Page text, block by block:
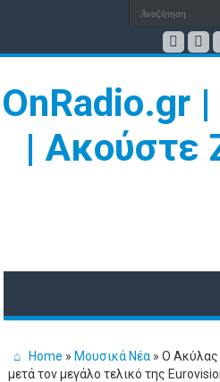
Home » Μουσικά Νέα » Ο Ακύλας
μετά τον μεγάλο τελικό της